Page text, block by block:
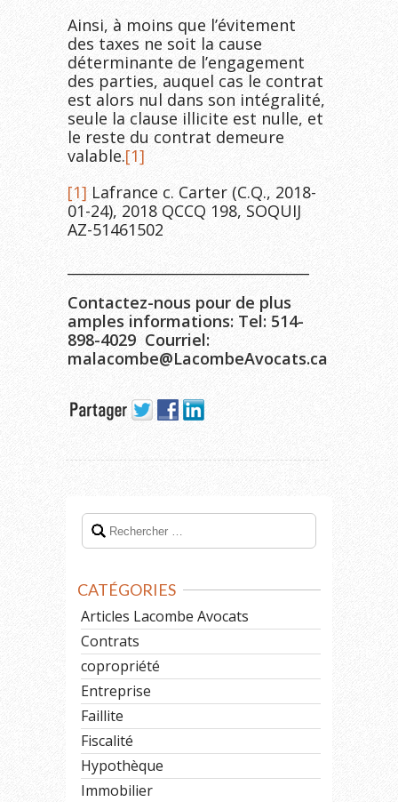
Ainsi, à moins que l’évitement
des taxes ne soit la cause
déterminante de l’engagement
des parties, auquel cas le contrat
est alors nul dans son intégralité,
seule la clause illicite est nulle, et
le reste du contrat demeure
valable.[1]
[1] Lafrance c. Carter (C.Q., 2018-
01-24), 2018 QCCQ 198, SOQUIJ
AZ-51461502
Contactez-nous pour de plus
amples informations: Tel: 514-
898-4029 Courriel:
malacombe@LacombeAvocats.ca
CATÉGORIES
Articles Lacombe Avocats
Contrats
copropriété
Entreprise
Faillite
Fiscalité
Hypothèque
Immobilier